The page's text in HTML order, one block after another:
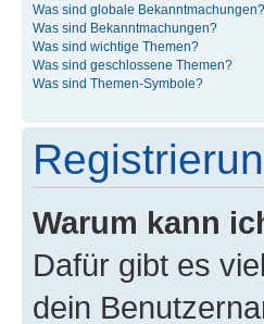
Was sind globale Bekanntmachungen?
Was sind Bekanntmachungen?
Was sind wichtige Themen?
Was sind geschlossene Themen?
Was sind Themen-Symbole?
Warum kann
Dafür gibt es
dein